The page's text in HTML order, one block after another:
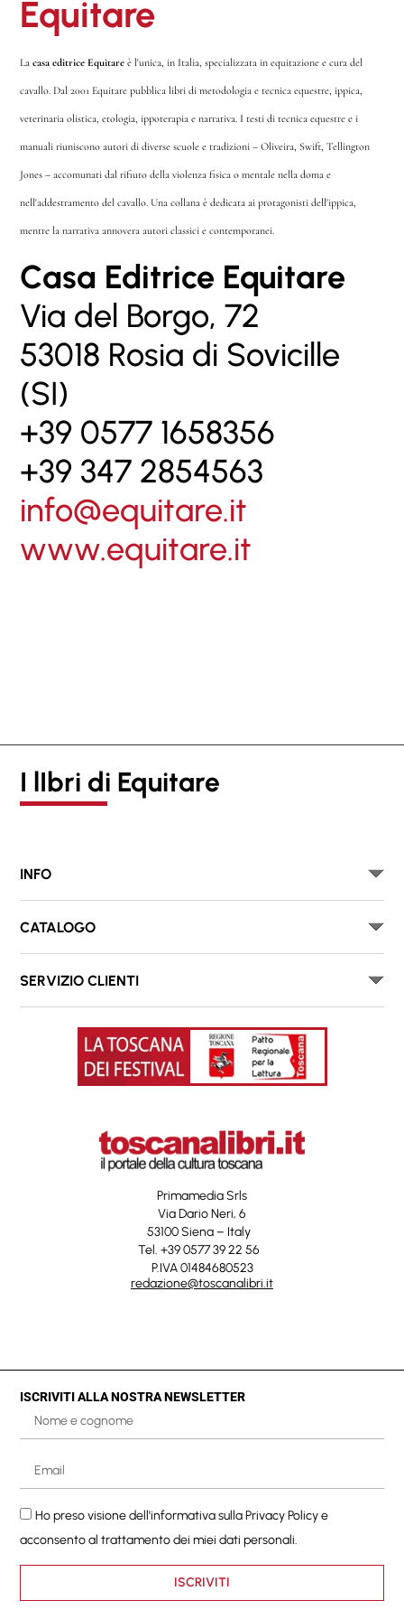
Equitare
La casa editrice Equitare è l'unica, in Italia, specializzata in equitazione e cura del
cavallo. Dal 2001 Equitare pubblica libri di metodologia e tecnica equestre, ippica,
veterinaria olistica, etologia, ippoterapia e narrativa. I testi di tecnica equestre e i
manuali riuniscono autori di diverse scuole e tradizioni – Oliveira, Swift, Tellington
Jones – accomunati dal rifiuto della violenza fisica o mentale nella doma e
nell'addestramento del cavallo. Una collana è dedicata ai protagonisti dell'ippica,
mentre la narrativa annovera autori classici e contemporanei.
Casa Editrice Equitare
Via del Borgo, 72
53018 Rosia di Sovicille
(SI)
+39 0577 1658356
+39 347 2854563
info@equitare.it
www.equitare.it
I lIbri di Equitare
INFO
CATALOGO
SERVIZIO CLIENTI
Primamedia Srls
Via Dario Neri, 6
53100 Siena – Italy
Tel. +39 0577 39 22 56
P.IVA 01484680523
redazione@toscanalibri.it
ISCRIVITI ALLA NOSTRA NEWSLETTER
Ho preso visione dell'informativa sullaPrivacy Policye
acconsento al trattamento dei miei dati personali.
ISCRIVITI